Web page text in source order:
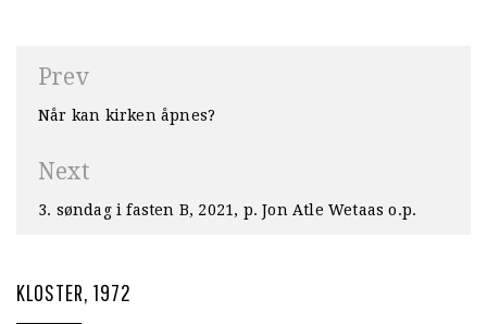
Innleggsnavigasjon
Prev
Når kan kirken åpnes?
Next
3. søndag i fasten B, 2021, p. Jon Atle Wetaas o.p.
KLOSTER, 1972